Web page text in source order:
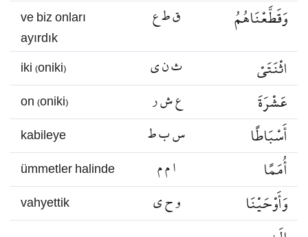
ve biz onları
ayırdık
ق ط ع وَقَطَّعْنَاهُمُ
iki (oniki) ث ن ي اثْنَتَيْ
on (oniki) ع ش ر عَشْرَةَ
kabileye س ب ط أَسْبَاطًا
ümmetler halinde ا م م أُمَمًا
vahyettik و ح ي
وَأَوْحَيْنَا